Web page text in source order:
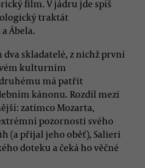
film. V jádru jde spíš
traktát
Ábela.
skladatelé, z nichž první
kulturním
má patřit
kánonu. Rozdíl mezi
zatímco Mozarta,
pozornosti svého
(a přijal jeho oběť), Salieri
doteku a čeká ho věčné